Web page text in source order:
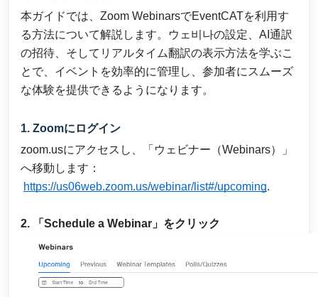
本ガイドでは、Zoom WebinarsでEventCATを利用す
る方法について解説します。ウェ비나の設定、AI通訳
の招待、そしてリアルタイム翻訳の表示方法を学ぶこ
とで、イベントを効率的に管理し、参加者にスムーズ
な体験を提供できるようになります。
1. Zoomにログイン
zoom.usにアクセスし、「ウェビナー（Webinars）」
へ移動します：
https://us06web.zoom.us/webinar/list#/upcoming.
2. 「Schedule a Webinar」をクリック